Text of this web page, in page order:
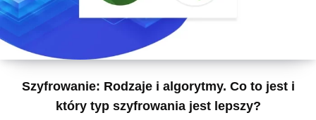
Szyfrowanie: Rodzaje i algorytmy. Co to jest i
który typ szyfrowania jest lepszy?